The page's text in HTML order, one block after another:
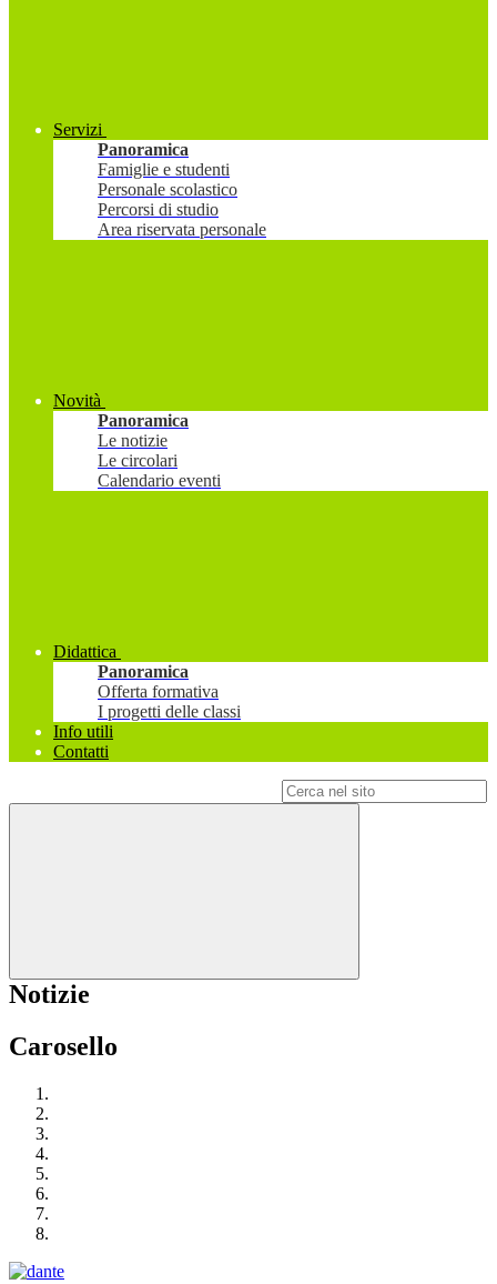
Servizi
Panoramica
Famiglie e studenti
Personale scolastico
Percorsi di studio
Area riservata personale
Novità
Panoramica
Le notizie
Le circolari
Calendario eventi
Didattica
Panoramica
Offerta formativa
I progetti delle classi
Info utili
Contatti
Notizie
Carosello